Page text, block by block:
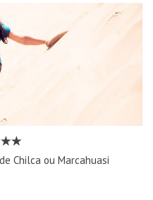
Chilca ou Marcahuasi